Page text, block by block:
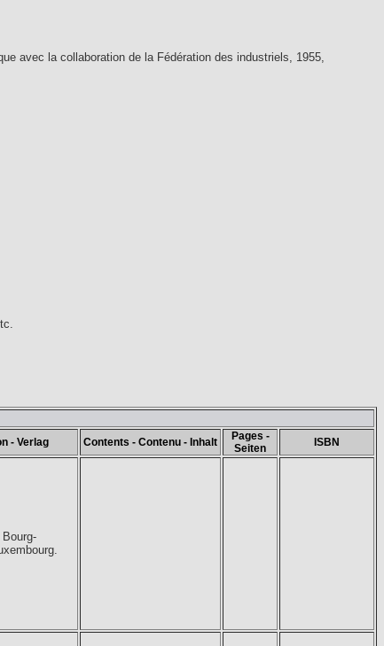
avec la collaboration de la Fédération des industriels, 1955,
- Verlag Contents - Contenu - Inhalt
Pages -
Seiten
ISBN
Bourg-